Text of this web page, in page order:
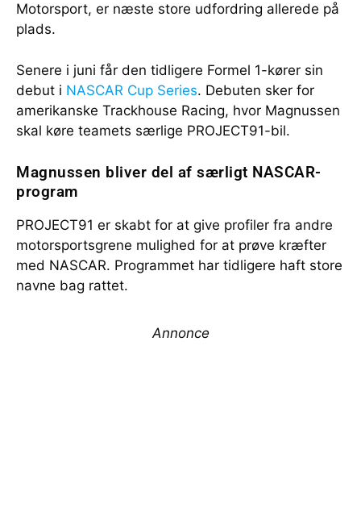
Motorsport, er næste store udfordring allerede på
plads.
Senere i juni får den tidligere Formel 1-kører sin
debut i NASCAR Cup Series. Debuten sker for
amerikanske Trackhouse Racing, hvor Magnussen
skal køre teamets særlige PROJECT91-bil.
Magnussen bliver del af særligt NASCAR-
program
PROJECT91 er skabt for at give profiler fra andre
motorsportsgrene mulighed for at prøve kræfter
med NASCAR. Programmet har tidligere haft store
navne bag rattet.
Annonce